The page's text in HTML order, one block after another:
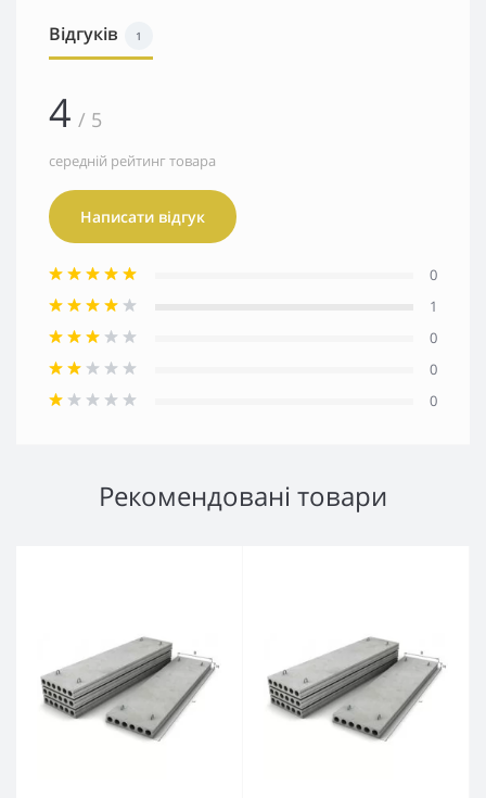
Відгуків 1
4 / 5
середній рейтинг товара
Написати відгук
0
1
0
0
0
Рекомендовані товари